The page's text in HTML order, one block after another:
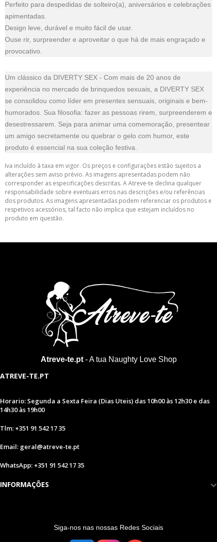
Perfeito para despedidas de solteiro(a), aniversários e celebrações
apimentadas.
Design leve, durável e muito fácil de usar.
Ouse rir, surpreender e aproveitar o que há de mais engraçado e
provocativo.
Um clássico da DIVERTY SEX - Com mais de 20 anos de
experiência no mercado de brinquedos sexuais, a DIVERTY SEX
se consolidou como líder em presentes sensuais, originais e bem-
humorados. Sua filosofia: fazer as pessoas rirem, surpreenderem e
desestressarem. Seja para animar uma comemoração, presentear
um amigo secretamente ou quebrar o gelo com humor, este
produto é essencial na sua coleção festiva.
Iva incluído à taxa em vigor. Os preços e configurações estão sujeitos a
alterações sem aviso prévio. As imagens apresentadas podem não
corresponder as especificações descritas. A Atreve-te declina qualquer
responsabilidade sobre eventuais erros nas descrições e/ou referências
dos produtos. As imagens apresentadas podem referenciar os produtos e
respetivos acessórios, tal facto não implica que estejam incluídos no
produto em questão.
Atreve-te.pt- A tua Naughty Love Shop
ATREVE-TE.PT
Horario: Segunda a Sexta Feira (Dias Uteis) das 10h00 às 12h30 e das
14h30 às 19h00
Tlm: +351 91 542 17 35
Email: geral@atreve-te.pt
WhatsApp: +351 91 542 17 35
INFORMAÇÕES
Siga-nos nas nossas Redes Sociais